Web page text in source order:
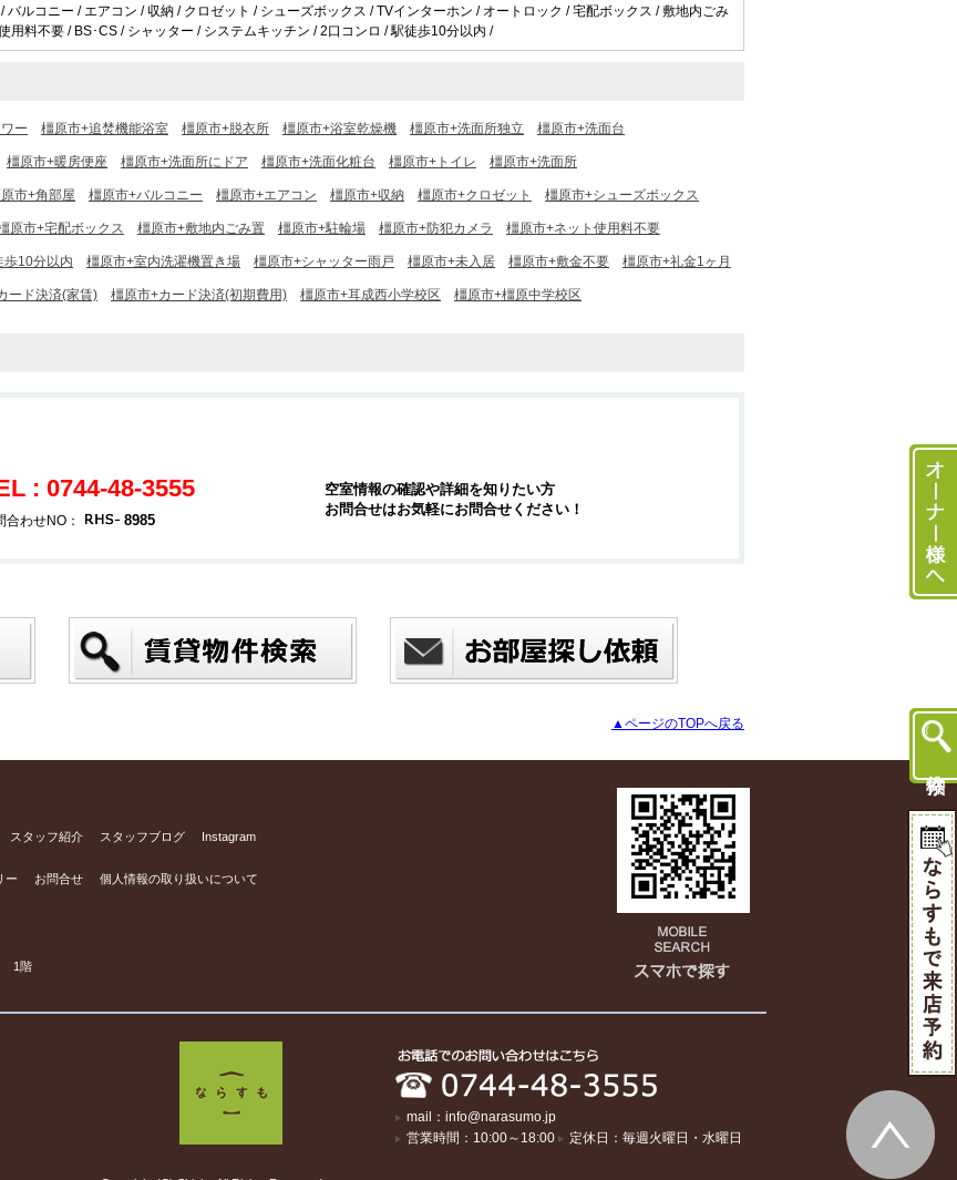
バルコニー / エアコン / 収納 / クロゼット / シューズボックス / TVインターホン / オートロック / 宅配ボックス / 敷地内ごみ
用料不要 / BS･CS / シャッター / システムキッチン / 2口コンロ / 駅徒歩10分以内 /
ー 橿原市+追焚機能浴室 橿原市+脱衣所 橿原市+浴室乾燥機 橿原市+洗面所独立 橿原市+洗面台
橿原市+暖房便座 橿原市+洗面所にドア 橿原市+洗面化粧台 橿原市+トイレ 橿原市+洗面所
市+角部屋 橿原市+バルコニー 橿原市+エアコン 橿原市+収納 橿原市+クロゼット 橿原市+シューズボックス
原市+宅配ボックス 橿原市+敷地内ごみ置 橿原市+駐輪場 橿原市+防犯カメラ 橿原市+ネット使用料不要
歩10分以内 橿原市+室内洗濯機置き場 橿原市+シャッター雨戸 橿原市+未入居 橿原市+敷金不要 橿原市+礼金1ヶ月
ード決済(家賃) 橿原市+カード決済(初期費用) 橿原市+耳成西小学校区 橿原市+橿原中学校区
: 0744-48-3555
合わせNO： 8985
空室情報の確認や詳細を知りたい方
お問合せはお気軽にお問合せください！
▲ページのTOPへ戻る
スタッフ紹介 スタッフブログ Instagram
ー お問合せ 個人情報の取り扱いについて
1階
mail：info@narasumo.jp
営業時間：10:00～18:00
定休日：毎週火曜日・水曜日